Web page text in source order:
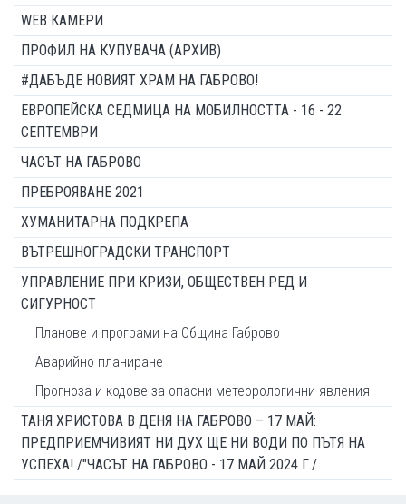
WEB КАМЕРИ
ПРОФИЛ НА КУПУВАЧА (АРХИВ)
#ДАБЪДЕ НОВИЯТ ХРАМ НА ГАБРОВО!
ЕВРОПЕЙСКА СЕДМИЦА НА МОБИЛНОСТТА - 16 - 22
СЕПТЕМВРИ
ЧАСЪТ НА ГАБРОВО
ПРЕБРОЯВАНЕ 2021
ХУМАНИТАРНА ПОДКРЕПА
ВЪТРЕШНОГРАДСКИ ТРАНСПОРТ
УПРАВЛЕНИЕ ПРИ КРИЗИ, ОБЩЕСТВЕН РЕД И
СИГУРНОСТ
Планове и програми на Община Габрово
Аварийно планиране
Прогноза и кодове за опасни метеорологични явления
ТАНЯ ХРИСТОВА В ДЕНЯ НА ГАБРОВО – 17 МАЙ:
ПРЕДПРИЕМЧИВИЯТ НИ ДУХ ЩЕ НИ ВОДИ ПО ПЪТЯ НА
УСПЕХА! /"ЧАСЪТ НА ГАБРОВО - 17 МАЙ 2024 Г./